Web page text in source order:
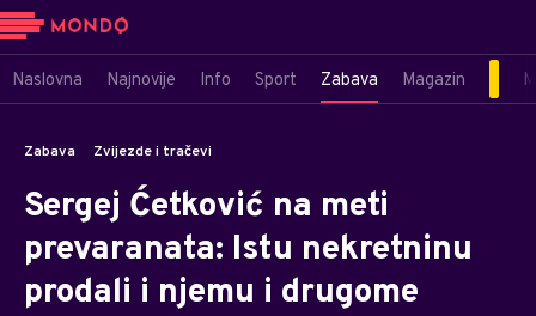
Naslovna Najnovije Info Sport Zabava Magazin
Zabava Zvijezde i tračevi
Sergej Ćetković na meti
prevaranata: Istu nekretninu
prodali i njemu i drugome